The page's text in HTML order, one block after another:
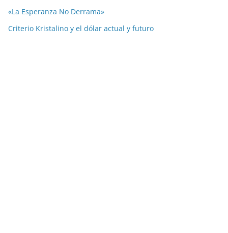
«La Esperanza No Derrama»
Criterio Kristalino y el dólar actual y futuro